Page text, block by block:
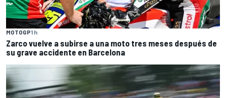
MOTOGP1 h
Zarco vuelve a subirse a una moto tres meses después de
su grave accidente en Barcelona